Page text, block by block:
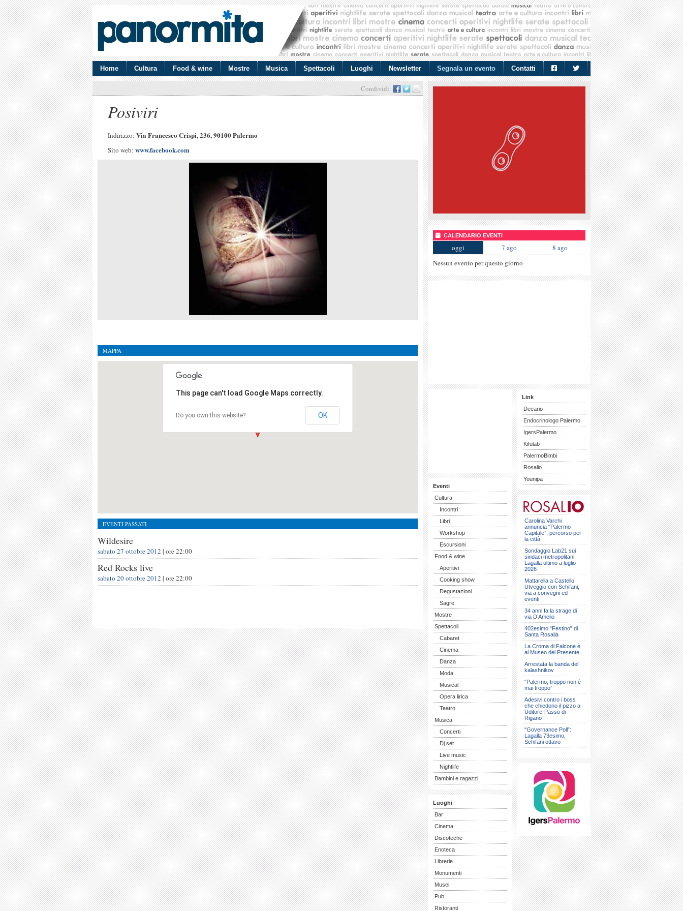
Home Cultura Food & wine Mostre Musica Spettacoli Luoghi Newsletter Segnala un evento Contatti
Condividi:
Posiviri
Indirizzo: Via Francesco Crispi, 236, 90100 Palermo
Sito web: www.facebook.com
MAPPA
This page can't load Google Maps correctly.
Do you own this website? OK
EVENTI PASSATI
Wildesire
sabato 27 ottobre 2012 | ore22:00
Red Rocks live
sabato 20 ottobre 2012 | ore22:00
CALENDARIO EVENTI
oggi 7 ago
8 ago
Nessun evento per questo giorno
Eventi
Cultura
Incontri
Libri
Workshop
Escursioni
Food & wine
Aperitivi
Cooking show
Degustazioni
Sagre
Mostre
Spettacoli
Cabaret
Cinema
Danza
Moda
Musical
Opera lirica
Teatro
Musica
Concerti
Dj set
Live music
Nightlife
Bambini e ragazzi
Luoghi
Bar
Cinema
Discoteche
Enoteca
Librerie
Monumenti
Musei
Pub
Ristoranti
Link
Deeario
Endocrinologo Palermo
IgersPalermo
Kifulab
PalermoBimbi
Rosalio
Younipa
Carolina Varchi
annuncia “Palermo
Capitale”, percorso per
la città
Sondaggio Lab21 sui
sindaci metropolitani,
Lagalla ultimo a luglio
2026
Mattarella a Castello
Utveggio con Schifani,
via a convegni ed
eventi
34 anni fa la strage di
via D’Amelio
402esimo “Festino” di
Santa Rosalia
La Croma di Falcone è
al Museo del Presente
Arrestata la banda del
kalashnikov
“Palermo, troppo non è
mai troppo”
Adesivi contro i boss
che chiedono il pizzo a
Uditore-Passo di
Rigano
“Governance Poll”:
Lagalla 73esimo,
Schifani ottavo